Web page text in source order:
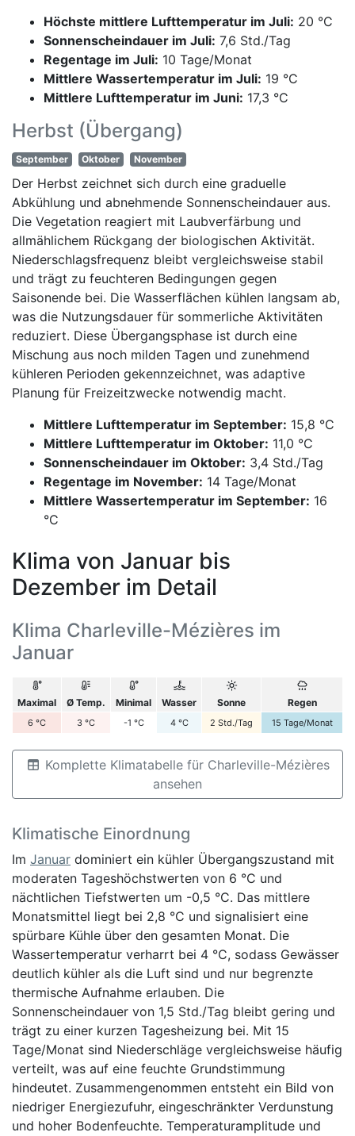
Höchste mittlere Lufttemperatur im Juli: 20 °C
Sonnenscheindauer im Juli: 7,6 Std./Tag
Regentage im Juli: 10 Tage/Monat
Mittlere Wassertemperatur im Juli: 19 °C
Mittlere Lufttemperatur im Juni: 17,3 °C
Herbst (Übergang)
September Oktober November
Der Herbst zeichnet sich durch eine graduelle
Abkühlung und abnehmende Sonnenscheindauer aus.
Die Vegetation reagiert mit Laubverfärbung und
allmählichem Rückgang der biologischen Aktivität.
Niederschlagsfrequenz bleibt vergleichsweise stabil
und trägt zu feuchteren Bedingungen gegen
Saisonende bei. Die Wasserflächen kühlen langsam ab,
was die Nutzungsdauer für sommerliche Aktivitäten
reduziert. Diese Übergangsphase ist durch eine
Mischung aus noch milden Tagen und zunehmend
kühleren Perioden gekennzeichnet, was adaptive
Planung für Freizeitzwecke notwendig macht.
Mittlere Lufttemperatur im September: 15,8 °C
Mittlere Lufttemperatur im Oktober: 11,0 °C
Sonnenscheindauer im Oktober: 3,4 Std./Tag
Regentage im November: 14 Tage/Monat
Mittlere Wassertemperatur im September: 16
°C
Klima von Januar bis
Dezember im Detail
Klima Charleville-Mézières im
Januar
Maximal Ø Temp. Minimal Wasser Sonne Regen
6 °C 3 °C -1 °C 4 °C 2 Std./Tag 15 Tage/Monat
Komplette Klimatabelle für Charleville-Mézières
ansehen
Klimatische Einordnung
Im Januar dominiert ein kühler Übergangszustand mit
moderaten Tageshöchstwerten von 6 °C und
nächtlichen Tiefstwerten um -0,5 °C. Das mittlere
Monatsmittel liegt bei 2,8 °C und signalisiert eine
spürbare Kühle über den gesamten Monat. Die
Wassertemperatur verharrt bei 4 °C, sodass Gewässer
deutlich kühler als die Luft sind und nur begrenzte
thermische Aufnahme erlauben. Die
Sonnenscheindauer von 1,5 Std./Tag bleibt gering und
trägt zu einer kurzen Tagesheizung bei. Mit 15
Tage/Monat sind Niederschläge vergleichsweise häufig
verteilt, was auf eine feuchte Grundstimmung
hindeutet. Zusammengenommen entsteht ein Bild von
niedriger Energiezufuhr, eingeschränkter Verdunstung
und hoher Bodenfeuchte. Temperaturamplitude und